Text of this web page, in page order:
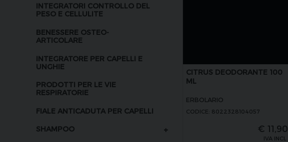
INTEGRATORI CONTROLLO DEL
PESO E CELLULITE
BENESSERE OSTEO-
ARTICOLARE
INTEGRATORE PER CAPELLI E
UNGHIE
PRODOTTI PER LE VIE
RESPIRATORIE
FIALE ANTICADUTA PER CAPELLI
SHAMPOO +
CITRUS DEODORANTE 100
ML
ERBOLARIO
CODICE: 8022328104057
€ 11,90
IVA INCL.